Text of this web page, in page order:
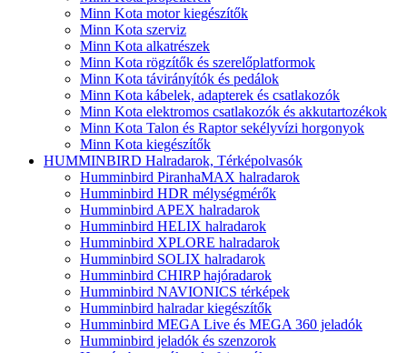
Minn Kota motor kiegészítők
Minn Kota szerviz
Minn Kota alkatrészek
Minn Kota rögzítők és szerelőplatformok
Minn Kota távirányítók és pedálok
Minn Kota kábelek, adapterek és csatlakozók
Minn Kota elektromos csatlakozók és akkutartozékok
Minn Kota Talon és Raptor sekélyvízi horgonyok
Minn Kota kiegészítők
HUMMINBIRD Halradarok, Térképolvasók
Humminbird PiranhaMAX halradarok
Humminbird HDR mélységmérők
Humminbird APEX halradarok
Humminbird HELIX halradarok
Humminbird XPLORE halradarok
Humminbird SOLIX halradarok
Humminbird CHIRP hajóradarok
Humminbird NAVIONICS térképek
Humminbird halradar kiegészítők
Humminbird MEGA Live és MEGA 360 jeladók
Humminbird jeladók és szenzorok